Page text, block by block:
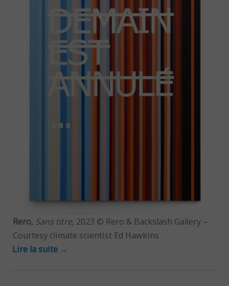
Rero, Sans titre, 2023 © Rero & Backslash Gallery –
Courtesy climate scientist Ed Hawkins
Lire la suite →